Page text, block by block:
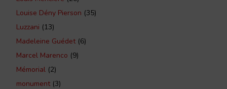
Louise Dény Pierson (35)
Luzzani (13)
Madeleine Guédet(6)
Marcel Marenco (9)
Mémorial (2)
monument(3)